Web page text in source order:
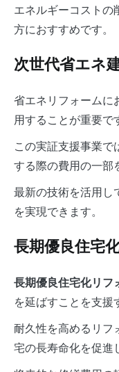
エネルギーコストの
方におすすめです。
次世代省エネ
省エネリフォームに
用することが重要で
この実証支援事業で
する際の費用の一部
最新の技術を活用し
を実現できます。
長期優良住宅
長期優良住宅化リフ
を延ばすことを支援
耐久性を高めるリフ
宅の長寿命化を促進